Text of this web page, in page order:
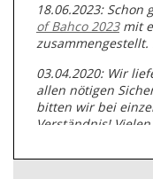
18.06.2023:
of Bahco 2023mit
zusammengestellt.
03.04.2020: Wir
allen nötigen
bitten wir bei
Verständnis! Vielen
05.07.2019: